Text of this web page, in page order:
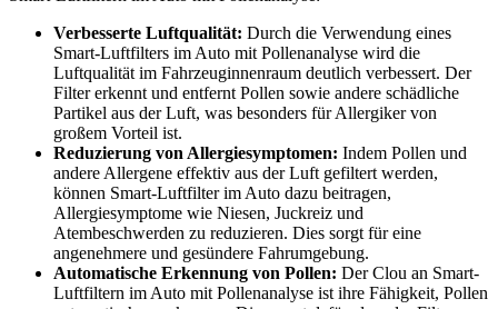
Verbesserte Luftqualität: Durch die Verwendung eines
Smart-Luftfilters im Auto mit Pollenanalyse wird die
Luftqualität im Fahrzeuginnenraum deutlich verbessert. Der
Filter erkennt und entfernt Pollen sowie andere schädliche
Partikel aus der Luft, was besonders für Allergiker von
großem Vorteil ist.
Reduzierung von Allergiesymptomen: Indem Pollen und
andere Allergene effektiv aus der Luft gefiltert werden,
können Smart-Luftfilter im Auto dazu beitragen,
Allergiesymptome wie Niesen, Juckreiz und
Atembeschwerden zu reduzieren. Dies sorgt für eine
angenehmere und gesündere Fahrumgebung.
Automatische Erkennung von Pollen: Der Clou an Smart-
Luftfiltern im Auto mit Pollenanalyse ist ihre Fähigkeit, Pollen